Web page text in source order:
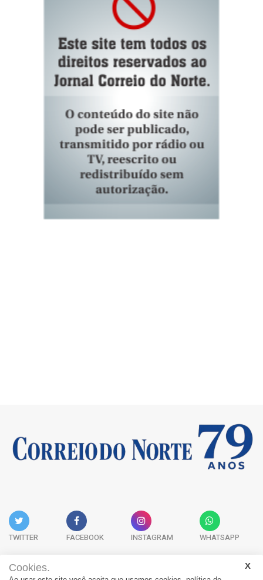
TWITTER FACEBOOK INSTAGRAM WHATSAPP
Cookies.